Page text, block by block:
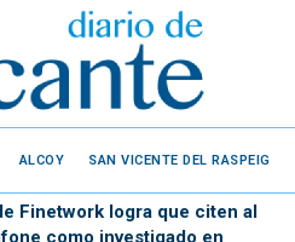
ALCOY SAN VICENTE DEL RASPEIG
Finetwork logra que citen al
como investigado en